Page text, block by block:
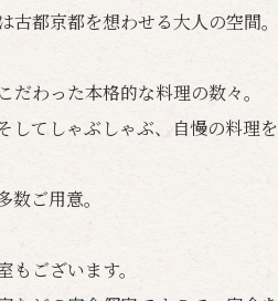
都京都を想わせる大人の空間。
わった本格的な料理の数々。
してしゃぶしゃぶ、自慢の料理
ご用意。
ございます。